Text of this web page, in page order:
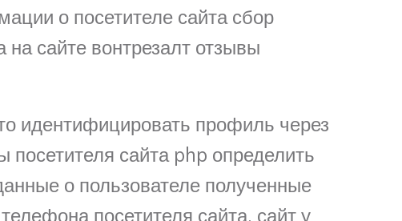
о посетителе сайта сбор
сайте вонтрезалт отзывы
идентифицировать профиль через
посетителя сайта php определить
о пользователе полученные
посетителя сайта, сайт у